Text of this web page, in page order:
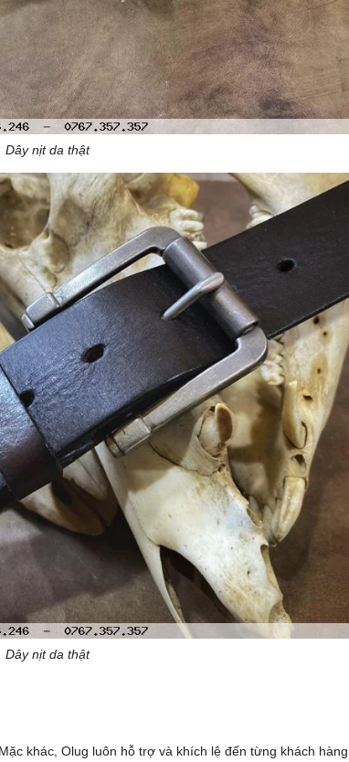
Dây nịt da thật
Dây nịt da thật
khác, Olug luôn hỗ trợ và khích lệ đến từng khách